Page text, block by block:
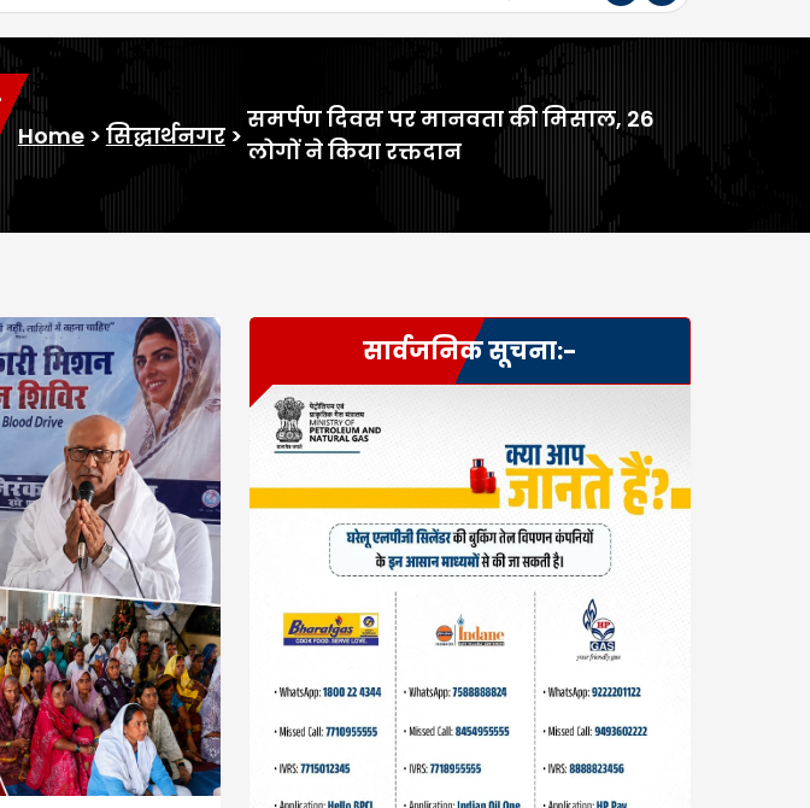
Home> सिद्धार्थनगर>
समर्पण दिवस पर मानवता की मिसाल, 26
लोगों ने किया रक्तदान
सार्वजनिक सूचना:-